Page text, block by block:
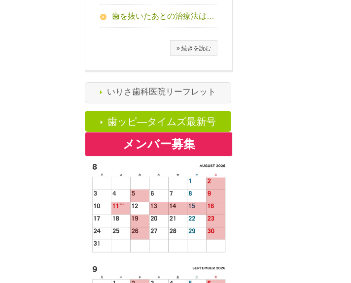
歯を抜いたあとの治療法は…
» 続きを読む
いりさ歯科医院リーフレット
歯ッピ―タイムズ最新号
メンバー募集